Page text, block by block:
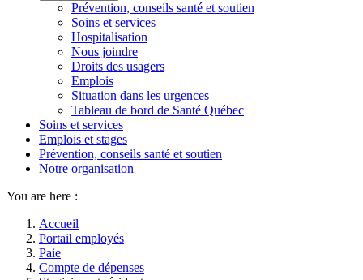
Prévention, conseils santé et soutien
Soins et services
Hospitalisation
Nous joindre
Droits des usagers
Emplois
Situation dans les urgences
Tableau de bord de Santé Québec
Soins et services
Emplois et stages
Prévention, conseils santé et soutien
Notre organisation
You are here :
Accueil
Portail employés
Paie
Compte de dépenses